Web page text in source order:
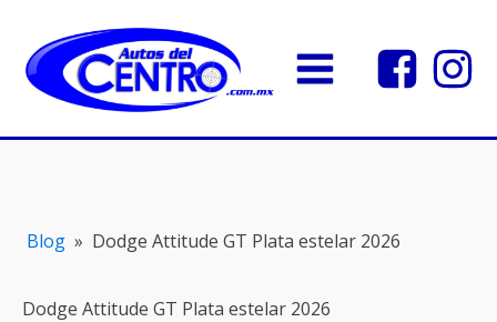
Blog » Dodge Attitude GT Plata estelar 2026
Dodge Attitude GT Plata estelar 2026